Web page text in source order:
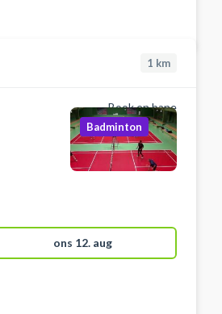
1 km
Book en bane
Badminton
ons 12. aug